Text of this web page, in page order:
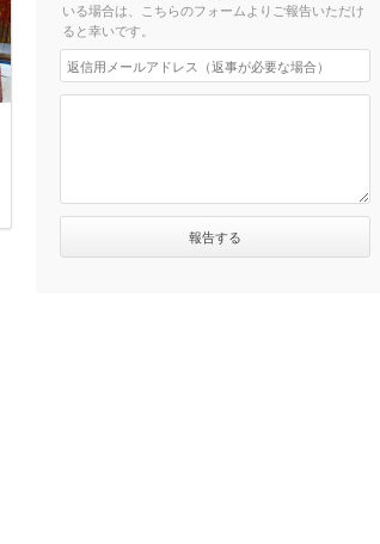
いる場合は、こちらのフォームよりご報告いただけ
ると幸いです。